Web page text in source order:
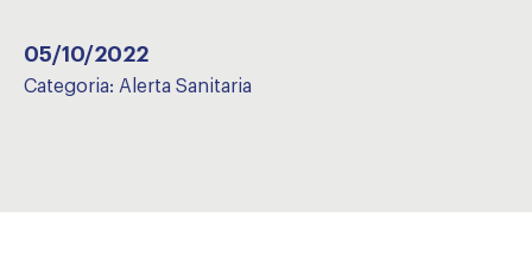
05/10/2022
Categoria: Alerta Sanitaria